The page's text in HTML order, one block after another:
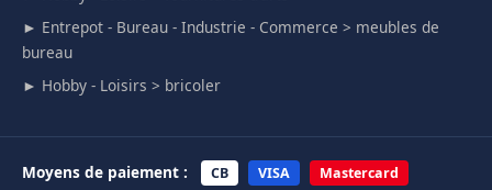
► Entrepot - Bureau - Industrie - Commerce > meubles de
bureau
► Hobby - Loisirs > bricoler
Moyens de paiement : CB VISA Mastercard